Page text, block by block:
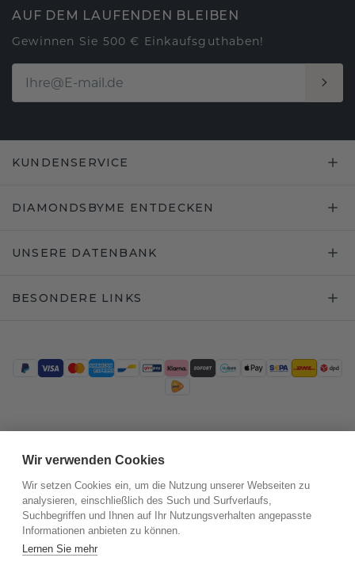
AUF DEM LAUFENDEN BLEIBEN
Gewinnen Sie 500 € Einkaufsguthaben!
KUNDENSERVICE
DIAMONDSBYME ENTDECKEN
UNSERE DATENBANK
BESONDERE LINKS
Wir verwenden Cookies
Wir setzen Cookies ein, um die Nutzung unserer Webseiten zu
analysieren, einschließlich des Such und Surfverlaufs,
Suchbegriffen und Ihnen auf Ihr Nutzungsverhalten angepasste
Informationen anbieten zu können.
Lernen Sie mehr